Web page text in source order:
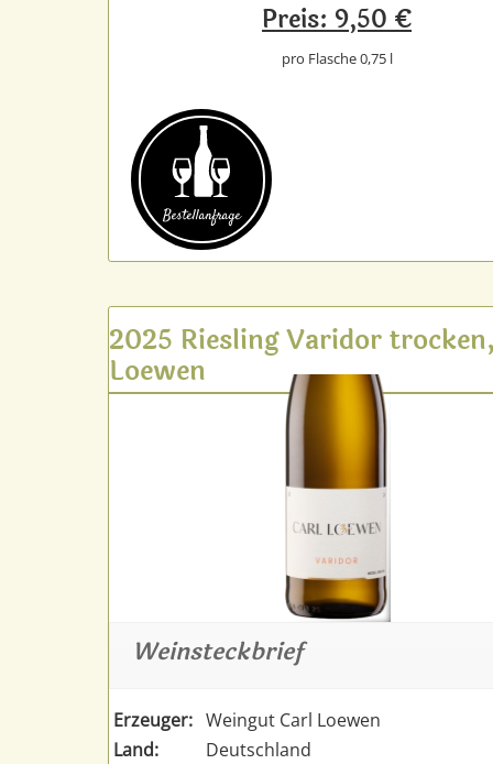
Preis: 9,50 €
pro Flasche 0,75 l
Bestell­anfrage
2025 Riesling Varidor
Loewen
Weinsteckbrief
Erzeuger: Weingut Carl Loewen
Land:
Deutschland